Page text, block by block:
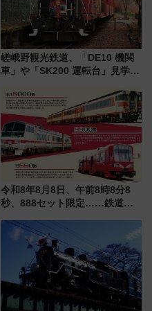
嵯峨野観光鉄道、「DE10 機関
車」や「SK200 運転台」見学ツ
トの一環で激レア体験できちゃ
うかも 参加方法やスケジュール
をご紹介
令和8年8月8日、午前8時8分8
秒、888セット限定……鉄道各
たち